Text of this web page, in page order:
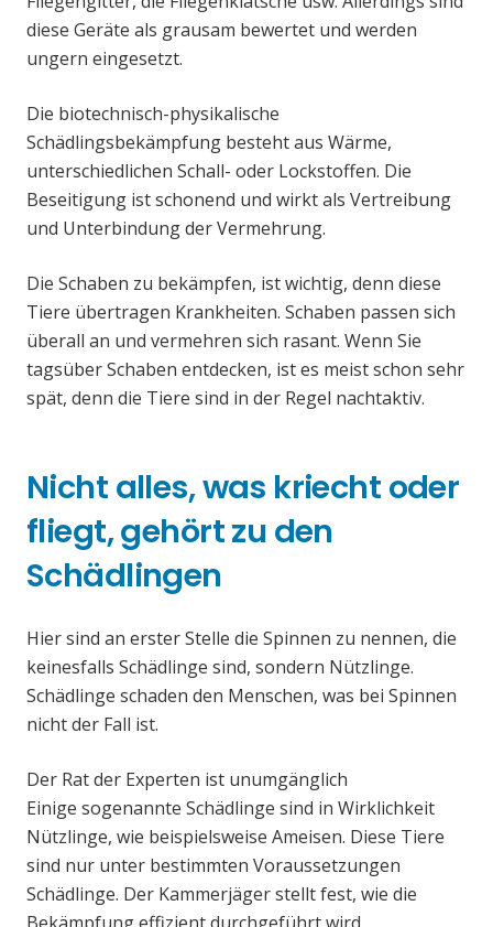
diese Geräte als grausam bewertet und werden
ungern eingesetzt.
Die biotechnisch-physikalische
Schädlingsbekämpfung besteht aus Wärme,
unterschiedlichen Schall- oder Lockstoffen. Die
Beseitigung ist schonend und wirkt als Vertreibung
und Unterbindung der Vermehrung.
Die Schaben zu bekämpfen, ist wichtig, denn diese
Tiere übertragen Krankheiten. Schaben passen sich
überall an und vermehren sich rasant. Wenn Sie
tagsüber Schaben entdecken, ist es meist schon sehr
spät, denn die Tiere sind in der Regel nachtaktiv.
Nicht alles, was kriecht oder
fliegt, gehört zu den
Schädlingen
Hier sind an erster Stelle die Spinnen zu nennen, die
keinesfalls Schädlinge sind, sondern Nützlinge.
Schädlinge schaden den Menschen, was bei Spinnen
nicht der Fall ist.
Der Rat der Experten ist unumgänglich
Einige sogenannte Schädlinge sind in Wirklichkeit
Nützlinge, wie beispielsweise Ameisen. Diese Tiere
sind nur unter bestimmten Voraussetzungen
Schädlinge. Der Kammerjäger stellt fest, wie die